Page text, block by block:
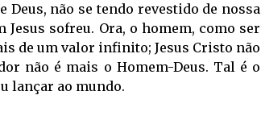
Deus, não se tendo revestido de nossa
Jesus sofreu. Ora, o homem, como ser
de um valor infinito; Jesus Cristo não
não é mais o Homem-Deus. Tal é o
lançar ao mundo.